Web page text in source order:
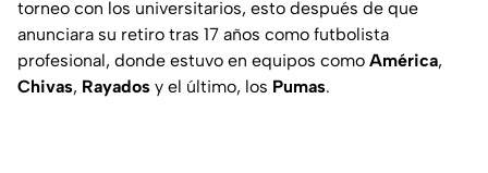
torneo con los universitarios, esto después de que
anunciara su retiro tras 17 años como futbolista
profesional, donde estuvo en equipos como América,
Chivas, Rayados y el último, los Pumas.